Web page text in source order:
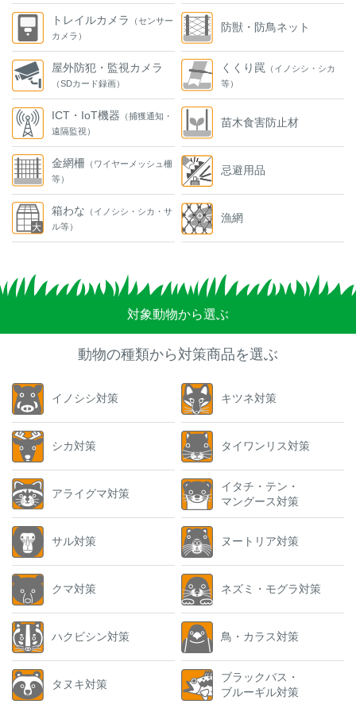
トレイルカメラ
（センサー
カメラ）
屋外防犯・監視カメラ
（SDカード録画）
ICT・IoT機器 （捕獲通知・
遠隔監視）
金網柵 （ワイヤーメッシュ柵
等）
箱わな （イノシシ・シカ・サ
ル等）
防獣・防鳥ネット
くくり罠 （イノシシ・シカ
等）
苗木食害防止材
忌避用品
漁網
対象動物から選ぶ
動物の種類から対策商品を選ぶ
イノシシ対策
シカ対策
アライグマ対策
サル対策
クマ対策
ハクビシン対策
タヌキ対策
キツネ対策
タイワンリス対策
イタチ・テン・
マングース対策
ヌートリア対策
ネズミ・モグラ対策
鳥・カラス対策
ブラックバス・
ブルーギル対策